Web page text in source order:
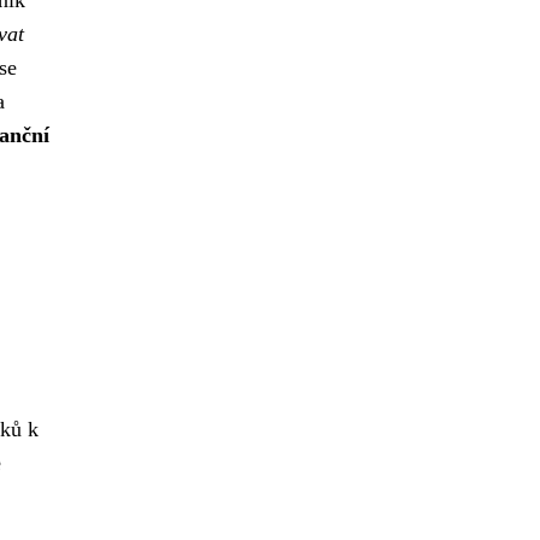
k